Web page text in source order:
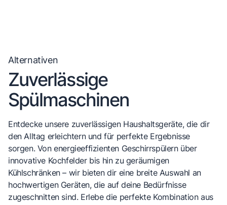
Alternativen
Zuverlässige
Spülmaschinen
Entdecke unsere zuverlässigen Haushaltsgeräte, die dir
den Alltag erleichtern und für perfekte Ergebnisse
sorgen. Von energieeffizienten Geschirrspülern über
innovative Kochfelder bis hin zu geräumigen
Kühlschränken – wir bieten dir eine breite Auswahl an
hochwertigen Geräten, die auf deine Bedürfnisse
zugeschnitten sind. Erlebe die perfekte Kombination aus